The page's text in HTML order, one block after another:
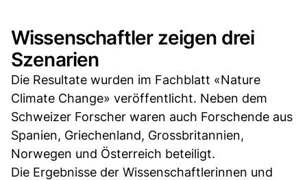
Wissenschaftler zeigen drei
Szenarien
Die Resultate wurden im Fachblatt «Nature
Climate Change» veröffentlicht. Neben dem
Schweizer Forscher waren auch Forschende aus
Spanien, Griechenland, Grossbritannien,
Norwegen und Österreich beteiligt.
Die Ergebnisse der Wissenschaftlerinnen und